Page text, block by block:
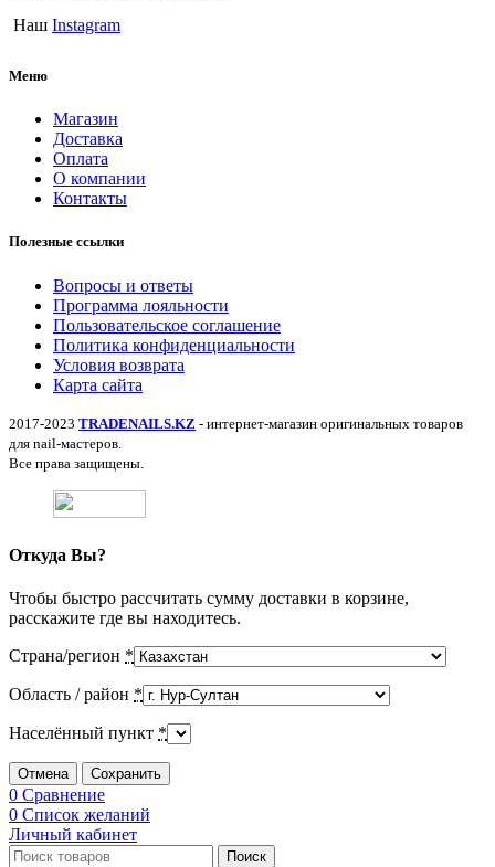
Наш Instagram
Меню
Магазин
Доставка
Оплата
О компании
Контакты
Полезные ссылки
Вопросы и ответы
Программа лояльности
Пользовательское соглашение
Политика конфиденциальности
Условия возврата
Карта сайта
2017-2023 TRADENAILS.KZ - интернет-магазин оригинальных товаров
для nail-мастеров.
Все права защищены.
Откуда Вы?
Чтобы быстро рассчитать сумму доставки в корзине,
расскажите где вы находитесь.
Страна/регион *
Область / район *
Населённый пункт *
Отмена Сохранить
0 Сравнение
0 Список желаний
Личный кабинет
Поиск